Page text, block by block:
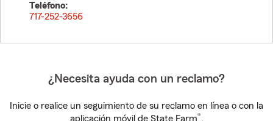
Teléfono:
717-252-3656
¿Necesita ayuda con un reclamo?
Inicie o realice un seguimiento de su reclamo en línea o con la
aplicación móvil de State Farm®.